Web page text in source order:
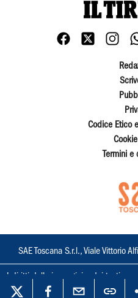
Codice Etico
Termini
SAE Toscana S.r.l., Viale Vittorio
I diritti delle immagini e dei testi
loro riproduzione con qualsiasi